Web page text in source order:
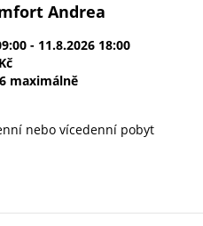
Andrea
- 11.8.2026 18:00
maximálně
nebo vícedenní pobyt